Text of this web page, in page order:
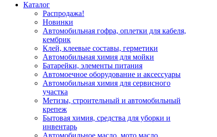
Каталог
Распродажа!
Новинки
Автомобильная гофра, оплетки для кабеля,
кембрик
Клей, клеевые составы, герметики
Автомобильная химия для мойки
Батарейки, элементы питания
Автомоечное оборудование и аксессуары
Автомобильная химия для сервисного
участка
Метизы, строительный и автомобильный
крепеж
Бытовая химия, средства для уборки и
инвентарь
Автомобильное масло, мото масло,